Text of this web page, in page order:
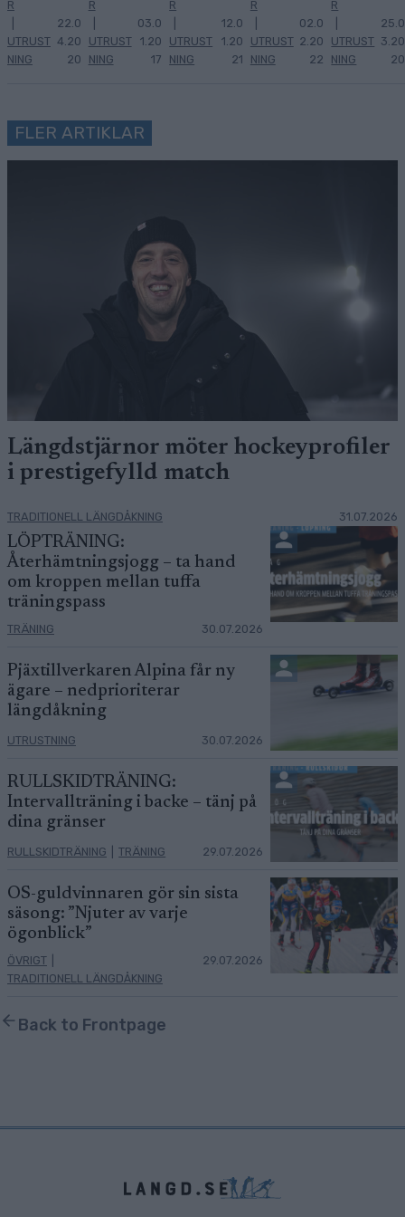
R
UTRUST
NING
22.0
4.20
20
R
UTRUST
NING
03.0
1.20
17
R
UTRUST
NING
12.0
1.20
21
R
UTRUST
NING
02.0
2.20
22
R
UTRUST
NING
25.0
3.20
20
FLER ARTIKLAR
Längdstjärnor möter hockeyprofiler
i prestigefylld match
TRADITIONELL LÄNGDÅKNING 31.07.2026
LÖPTRÄNING:
Återhämtningsjogg – ta hand
om kroppen mellan tuffa
träningspass
TRÄNING 30.07.2026
Pjäxtillverkaren Alpina får ny
ägare – nedprioriterar
längdåkning
UTRUSTNING 30.07.2026
RULLSKIDTRÄNING:
Intervallträning i backe – tänj på
dina gränser
RULLSKIDTRÄNING TRÄNING 29.07.2026
OS-guldvinnaren gör sin sista
säsong: ”Njuter av varje
ögonblick”
ÖVRIGT
TRADITIONELL LÄNGDÅKNING
29.07.2026
Back to Frontpage